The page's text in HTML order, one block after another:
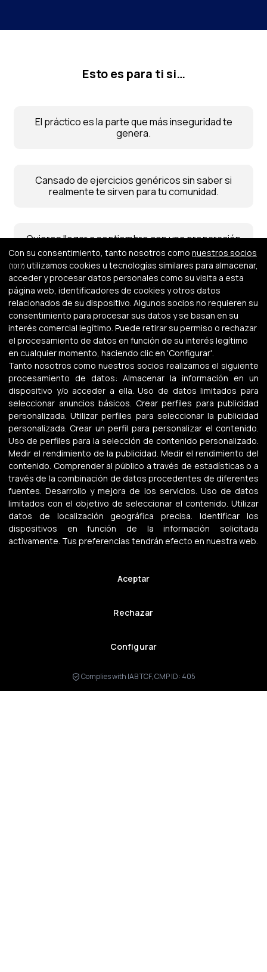
Esto es para ti si…
El práctico es la parte que más inseguridad te
genera.
Cansado de ejercicios genéricos sin saber si
realmente te sirven para tu comunidad.
Quieres llegar a septiembre con una preparación
más clara, práctica y enfocada.
Necesitas entrenar writing, listening, traducción,
análisis de texto o intervención didáctica de
verdad.
Buscas feedback, corrección y estrategia, no
solo acumular teoría y PDFs.
Quieres aprovechar julio para avanzar en serio
mientras otros siguen “organizándose”.
Inscríbete ahora
Atencion al alumno
+34 633 23 63 81
Con su consentimiento, tanto nosotros como nuestros socios
(1017) utilizamos cookies u tecnologías similares para almacenar,
acceder y procesar datos personales como su visita a esta
página web, identificadores de cookies y otros datos
relacionados de su dispositivo. Algunos socios no requieren su
consentimiento para procesar sus datos y se basan en su
interés comercial legítimo. Puede retirar su permiso o rechazar
el procesamiento de datos en función de su interés legítimo
en cualquier momento, haciendo clic en 'Configurar'.
Tanto nosotros como nuestros socios realizamos el siguiente
procesamiento de datos: Almacenar la información en un
dispositivo y/o acceder a ella.Uso de datos limitados para
seleccionar anuncios básicos. Crear perfiles para publicidad
personalizada.Utilizar perfiles para seleccionar la publicidad
personalizada.Crear un perfil para personalizar el contenido.
Uso de perfiles para la selección de contenido personalizado.
Medir el rendimiento de la publicidad. Medir el rendimiento del
contenido. Comprender al público a través de estadísticas o a
través de la combinación de datos procedentes de diferentes
fuentes.Desarrollo y mejora de los servicios. Uso de datos
limitados con el objetivo de seleccionar el contenido. Utilizar
datos de localización geográfica precisa.Identificar los
dispositivos en función de la información solicitada
activamente. Tus preferencias tendrán efecto en nuestra web.
Configurar
Rechazar
Aceptar
Complies with IAB TCF, CMP ID: 405